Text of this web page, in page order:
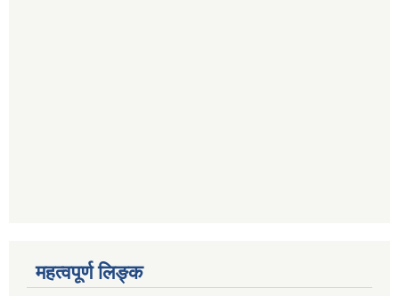
महत्वपूर्ण लि‍‍‍‍‍‌ङ्क